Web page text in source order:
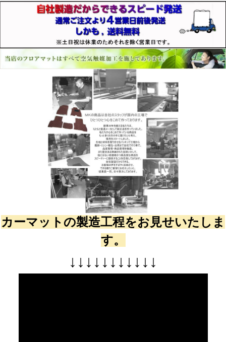
カーマットの製造工程をお見せいたしま
す。
↓ ↓ ↓ ↓ ↓ ↓ ↓ ↓ ↓ ↓ ↓